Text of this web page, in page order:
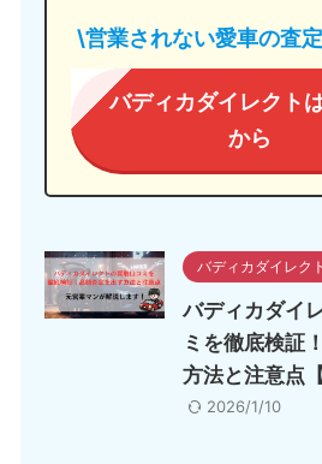
\営業されない愛車の査
バディカダイレクト
から
バディカダイレクト
バディカダイ
ミを徹底検証
方法と注意点
2026/1/10